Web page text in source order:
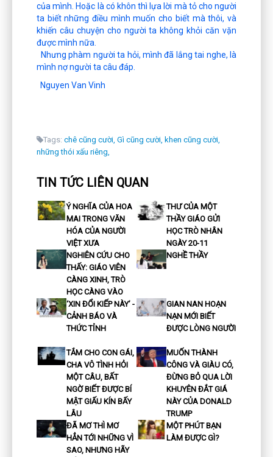
của mình. Hoặc là có khôn thì lựa lời mà tỏ cho người
ta biết những điều mình muốn cho biết mà thôi, và
khiến câu chuyện cho người ta không khỏi căn vặn
được mình nữa.
Nhưng phàm người ta hỏi, mình đã lắng tai nghe, là
mình nợ người ta câu đáp.
Nguyen Van Vinh
Tags: chê cũng cười, Gì cũng cười, khen cũng cười,
những thói xấu riêng,
TIN TỨC LIÊN QUAN
Ý NGHĨA CỦA HOA
MAI TRONG VĂN
HÓA CỦA NGƯỜI
VIỆT XƯA
THƯ CỦA MỘT
THẦY GIÁO GỬI
HỌC TRÒ NHÂN
NGÀY 20-11
NGHIÊN CỨU CHO
THẤY: GIÁO VIÊN
CÀNG XINH, TRÒ
HỌC CÀNG VÀO
NGHỀ THẦY
‘XIN ĐỔI KIẾP NÀY’ -
CẢNH BÁO VÀ
THỨC TỈNH
GIAN NAN HOẠN
NẠN MỚI BIẾT
ĐƯỢC LÒNG NGƯỜI
TẮM CHO CON GÁI,
CHA VÔ TÌNH HỎI
MỘT CÂU, BẤT
NGỜ BIẾT ĐƯỢC BÍ
MẬT GIẤU KÍN BẤY
LÂU
MUỐN THÀNH
CÔNG VÀ GIÀU CÓ,
ĐỪNG BỎ QUA LỜI
KHUYÊN ĐẮT GIÁ
NÀY CỦA DONALD
TRUMP
ĐÃ MƠ THÌ MƠ
HẲN TỚI NHỮNG VÌ
SAO, NHƯNG HÃY
MỘT PHÚT BẠN
LÀM ĐƯỢC GÌ?